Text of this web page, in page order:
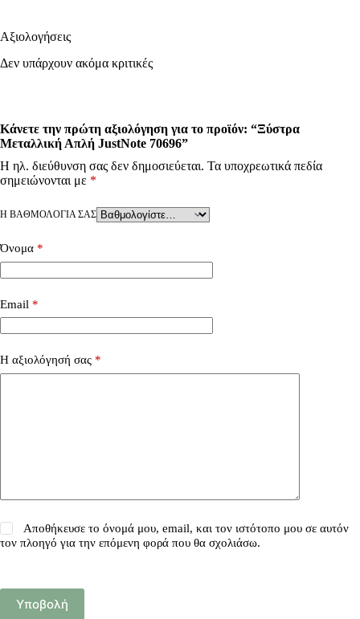
Αξιολογήσεις
Δεν υπάρχουν ακόμα κριτικές
Κάνετε την πρώτη αξιολόγηση για το προϊόν: “Ξύστρα
Μεταλλική Απλή JustNote 70696”
Η ηλ. διεύθυνση σας δεν δημοσιεύεται. Τα υποχρεωτικά πεδία
σημειώνονται με *
Η ΒΑΘΜΟΛΟΓΊΑ ΣΑΣ
Όνομα *
Email *
Η αξιολόγησή σας *
Αποθήκευσε το όνομά μου, email, και τον ιστότοπο μου σε αυτόν
τον πλοηγό για την επόμενη φορά που θα σχολιάσω.
Υποβολή